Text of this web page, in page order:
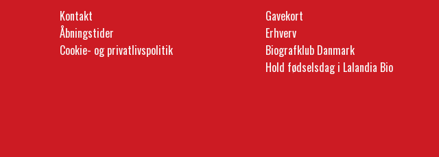
Kontakt
Åbningstider
Cookie- og privatlivspolitik
Gavekort
Erhverv
Biografklub Danmark
Hold fødselsdag i Lalandia Bio